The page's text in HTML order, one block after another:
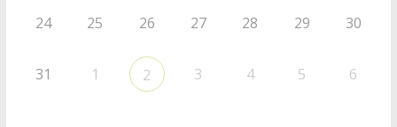
24 25 26 27 28 29 30
31 1 2 3 4 5 6